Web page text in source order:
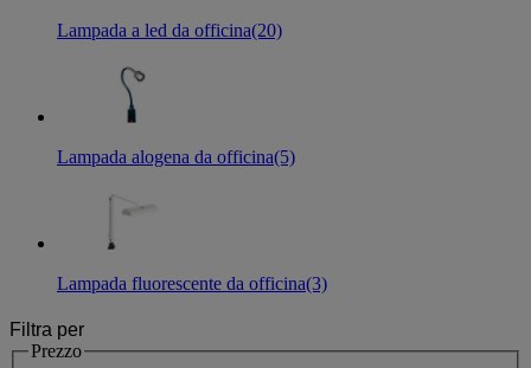
Lampada a led da officina(20)
Lampada alogena da officina(5)
Lampada fluorescente da officina(3)
Filtra per
Prezzo